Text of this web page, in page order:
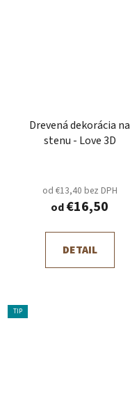
Drevená dekorácia na
stenu - Love 3D
od €13,40 bez DPH
od€16,50
DETAIL
TIP